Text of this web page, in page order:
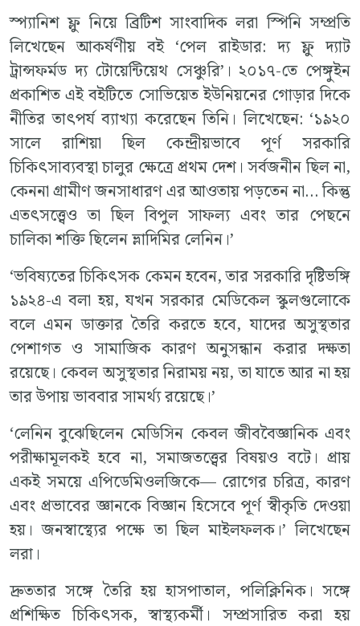
স্প্যানিশ ফ্লু নিয়ে ব্রিটিশ সাংবাদিক লরা স্পিনি সম্প্রতি
লিখেছেন আকর্ষণীয় বই ‘পেল রাইডার: দ্য ফ্লু দ্যাট
ট্রান্সফর্মড দ্য টোয়েন্টিয়েথ সেঞ্চুরি’। ২০১৭-তে পেঙ্গুইন
প্রকাশিত এই বইটিতে সোভিয়েত ইউনিয়নের গোড়ার দিকে
নীতির তাৎপর্য ব্যাখ্যা করেছেন তিনি। লিখেছেন: ‘১৯২০
সালে রাশিয়া ছিল কেন্দ্রীয়ভাবে পূর্ণ সরকারি
চিকিৎসাব্যবস্থা চালুর ক্ষেত্রে প্রথম দেশ। সর্বজনীন ছিল না,
কেননা গ্রামীণ জনসাধারণ এর আওতায় পড়তেন না… কিন্তু
এতৎসত্ত্বেও তা ছিল বিপুল সাফল্য এবং তার পেছনে
চালিকা শক্তি ছিলেন ভ্লাদিমির লেনিন।’
‘ভবিষ্যতের চিকিৎসক কেমন হবেন, তার সরকারি দৃষ্টিভঙ্গি
১৯২৪-এ বলা হয়, যখন সরকার মেডিকেল স্কুলগুলোকে
বলে এমন ডাক্তার তৈরি করতে হবে, যাদের অসুস্থতার
পেশাগত ও সামাজিক কারণ অনুসন্ধান করার দক্ষতা
রয়েছে। কেবল অসুস্থতার নিরাময় নয়, তা যাতে আর না হয়
তার উপায় ভাববার সামর্থ্য রয়েছে।’
‘লেনিন বুঝেছিলেন মেডিসিন কেবল জীববৈজ্ঞানিক এবং
পরীক্ষামূলকই হবে না, সমাজতত্ত্বের বিষয়ও বটে। প্রায়
একই সময়ে এপিডেমিওলজিকে— রোগের চরিত্র, কারণ
এবং প্রভাবের জ্ঞানকে বিজ্ঞান হিসেবে পূর্ণ স্বীকৃতি দেওয়া
হয়। জনস্বাস্থ্যের পক্ষে তা ছিল মাইলফলক।’ লিখেছেন
লরা।
দ্রুততার সঙ্গে তৈরি হয় হাসপাতাল, পলিক্লিনিক। সঙ্গে
প্রশিক্ষিত চিকিৎসক, স্বাস্থ্যকর্মী। সম্প্রসারিত করা হয়